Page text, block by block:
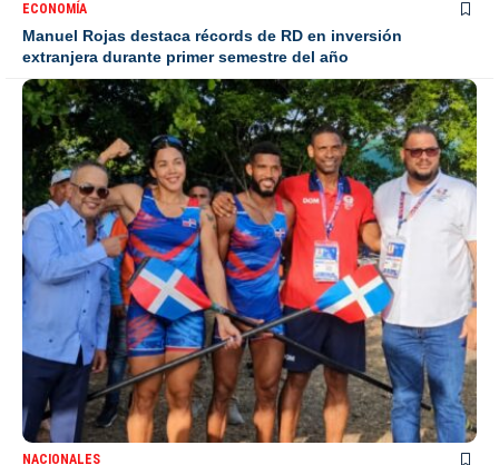
ECONOMÍA
Manuel Rojas destaca récords de RD en inversión
extranjera durante primer semestre del año
NACIONALES